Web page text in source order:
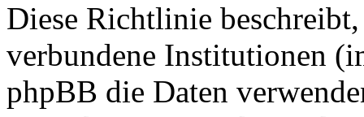
Diese Richtlinie
verbundene Institutionen
phpBB die Daten